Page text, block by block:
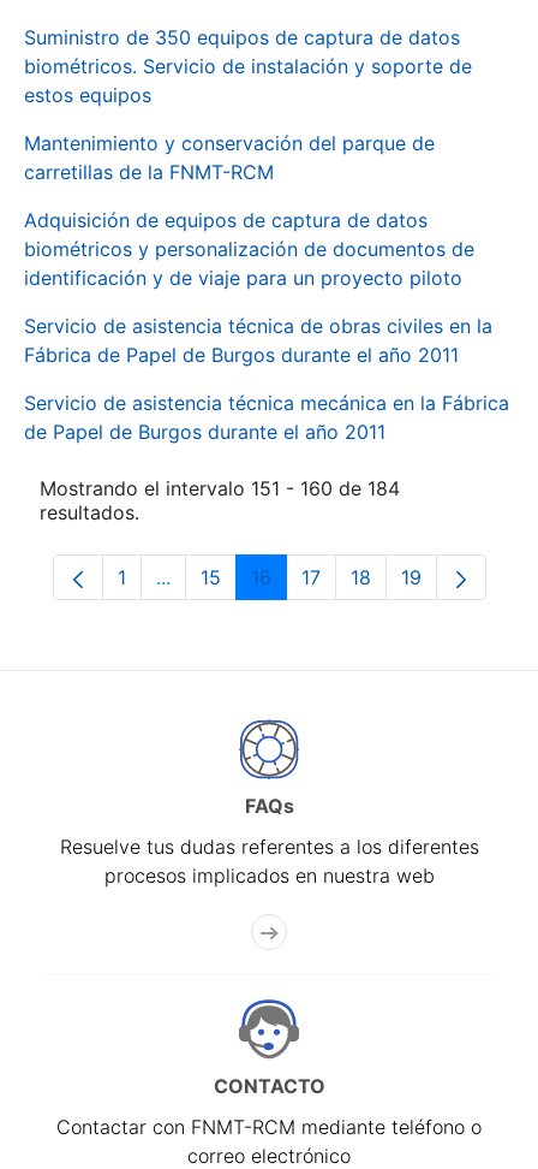
Suministro de 350 equipos de captura de datos
biométricos. Servicio de instalación y soporte de
estos equipos
Mantenimiento y conservación del parque de
carretillas de la FNMT-RCM
Adquisición de equipos de captura de datos
biométricos y personalización de documentos de
identificación y de viaje para un proyecto piloto
Servicio de asistencia técnica de obras civiles en la
Fábrica de Papel de Burgos durante el año 2011
Servicio de asistencia técnica mecánica en la Fábrica
de Papel de Burgos durante el año 2011
Mostrando el intervalo 151 - 160 de 184
resultados.
Página
1 ...Páginas intermedias Use TAB para
Página
15 Página
16 Página
17 Página
18 Página
19
FAQs
Resuelve tus dudas referentes a los diferentes
procesos implicados en nuestra web
CONTACTO
Contactar con FNMT-RCM mediante teléfono o
correo electrónico